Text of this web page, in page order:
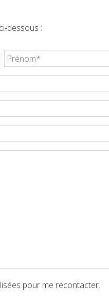
dessous :
Votre
prénom
(obligatoire)
pour me recontacter.